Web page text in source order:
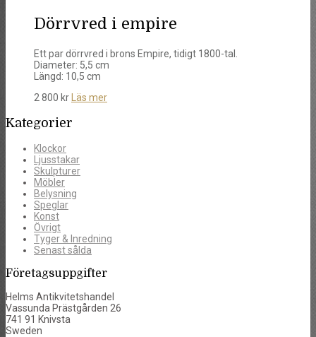
Dörrvred i empire
Ett par dörrvred i brons Empire, tidigt 1800-tal.
Diameter: 5,5 cm
Längd: 10,5 cm
2 800 kr Läs mer
Kategorier
Klockor
Ljusstakar
Skulpturer
Möbler
Belysning
Speglar
Konst
Övrigt
Tyger & Inredning
Senast sålda
Företagsuppgifter
Helms Antikvitetshandel
Vassunda Prästgården 26
741 91 Knivsta
Sweden